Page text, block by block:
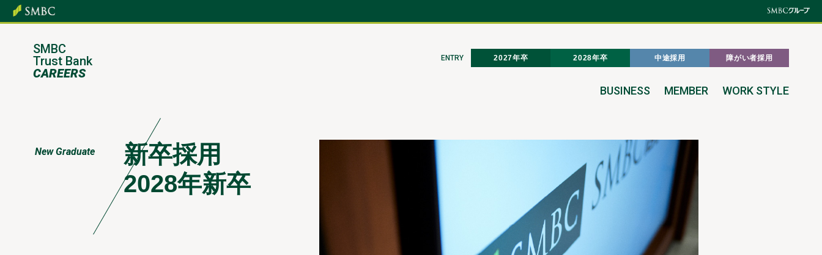
SMBC
Trust Bank
CAREERS
ENTRY 2027年卒 2028年卒 中途採用 障がい者採用
BUSINESS MEMBER WORK STYLE
New Graduate
新卒採用
2028年新卒